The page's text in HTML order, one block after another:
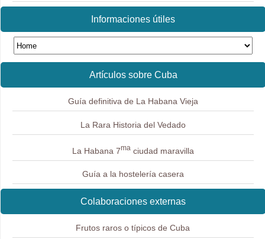
Informaciones útiles
Artículos sobre Cuba
Guía definitiva de La Habana Vieja
La Rara Historia del Vedado
La Habana 7maciudad maravilla
Guía a la hostelería casera
Colaboraciones externas
Frutos raros o típicos de Cuba